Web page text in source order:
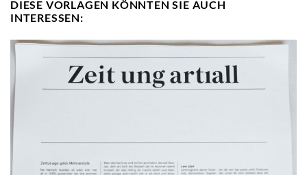
DIESE VORLAGEN KÖNNTEN SIE AUCH
INTERESSEN: